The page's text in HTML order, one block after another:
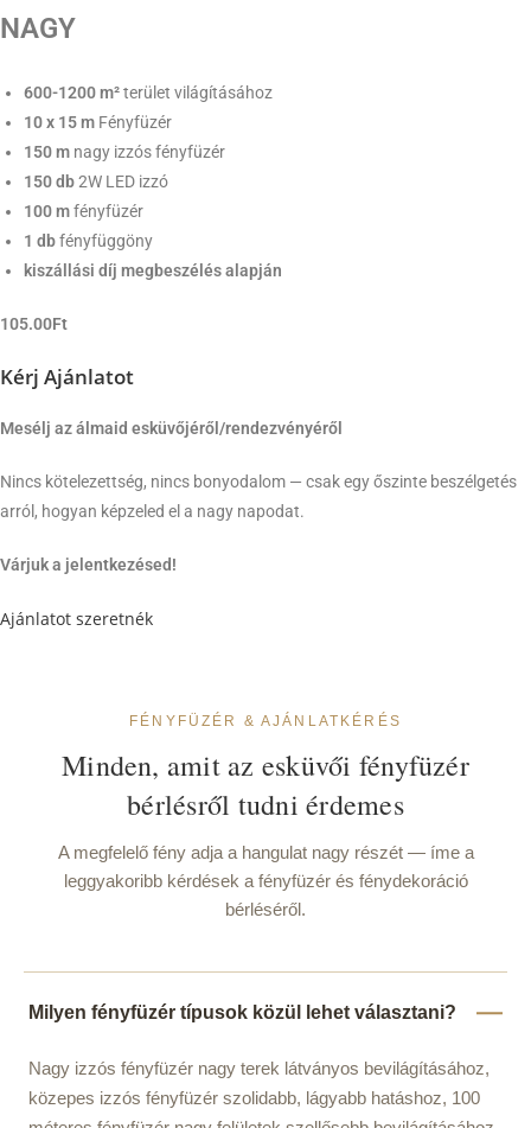
NAGY
600-1200 m²terület világításához
10 x 15 m Fényfüzér
150 m nagy izzós fényfüzér
150 db2W LED izzó
100mfényfüzér
1 dbfényfüggöny
kiszállási díj megbeszélés alapján
105.00Ft
Kérj Ajánlatot
Mesélj az álmaid esküvőjéről/rendezvényéről
Nincs kötelezettség, nincs bonyodalom — csak egy őszinte beszélgetés
arról, hogyan képzeled el a nagy napodat.
Várjuk a jelentkezésed!
Ajánlatot szeretnék
FÉNYFÜZÉR & AJÁNLATKÉRÉS
Minden, amit az esküvői fényfüzér
bérlésről tudni érdemes
A megfelelő fény adja a hangulat nagy részét — íme a
leggyakoribb kérdések a fényfüzér és fénydekoráció
bérléséről.
Milyen fényfüzér típusok közül lehet választani?
Nagy izzós fényfüzér nagy terek látványos bevilágításához,
közepes izzós fényfüzér szolidabb, lágyabb hatáshoz, 100